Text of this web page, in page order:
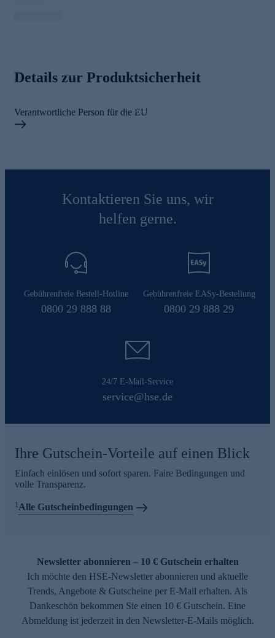
Details zur Produktsicherheit
Verantwortliche Person für die EU
Kontaktieren Sie uns, wir
helfen gerne.
Gebührenfreie Bestell-Hotline
0800 29 888 88
Gebührenfreie EASy-Bestellung
0800 29 888 29
24/7 E-Mail-Service
service@hse.de
Ihre Gutschein-Vorteile auf einen Blick
Einfach einlösen und sofort sparen. Faire Bedingungen und
volle Transparenz.
1Alle Gutscheinbedingungen
Newsletter abonnieren – 10 € Gutschein erhalten
Ich möchte den HSE-Newsletter abonnieren und aktuelle
Trends, Angebote & Gutscheine per E-Mail erhalten. Als
Dankeschön bekommen Sie einen 10 € Gutschein. Eine
Abmeldung ist jederzeit in den Newsletter-E-Mails möglich.